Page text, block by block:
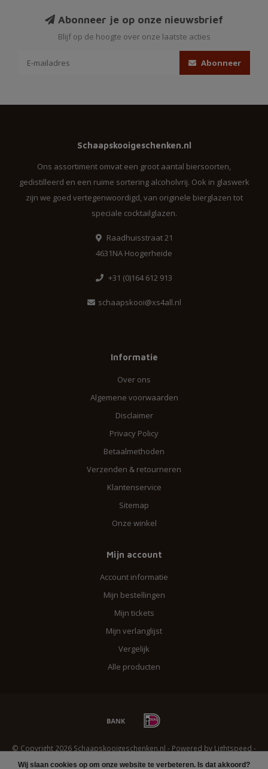
Wij slaan cookies op om onze website te verbeteren. Is dat akkoord?
Abonneer je op onze nieuwsbrief
Blijf op de hoogte over onze laatste acties
Abonneer
Schaapskooigeschenken.nl
Ons assortiment omvat een groot aantal biersoorten,
gedistilleerd en een ruime sortering alcoholvrij. Ook in glaswerk
zijn we goed vertegenwoordigd, van originele bierglazen tot
speciale cocktailglazen.
Raadhuisstraat 21
4631NA Hoogerheide
+31 (0)164 612 913
schaapskooi@xs4all.nl
Informatie
Over ons
Algemene voorwaarden
Disclaimer
Privacy Policy
Betaalmethoden
Verzenden & retourneren
Klantenservice
Sitemap
Onze winkel
Mijn account
Account informatie
Mijn bestellingen
Mijn tickets
Mijn verlanglijst
Vergelijk
Alle producten
© Copyright 2026 Schaapskooigeschenken.nl - Powered by Lightspeed -
Lightspeed designbyDyvelopment